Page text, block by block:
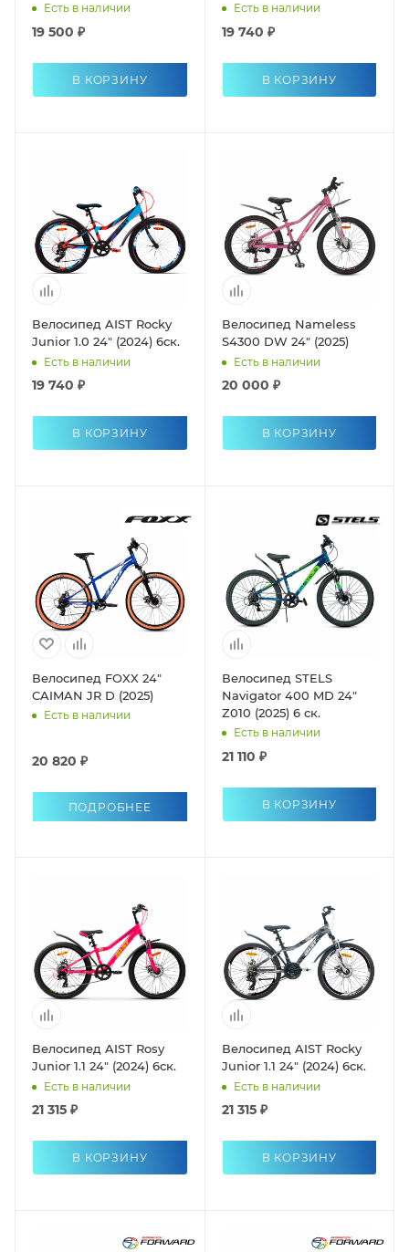
Есть в наличии
19 500 ₽
В КОРЗИНУ
Есть в наличии
19 740 ₽
В КОРЗИНУ
Велосипед AIST Rocky
Junior 1.0 24" (2024) 6ск.
Есть в наличии
19 740 ₽
В КОРЗИНУ
Велосипед Nameless
S4300 DW 24" (2025)
Есть в наличии
20 000 ₽
В КОРЗИНУ
Велосипед FOXX 24"
CAIMAN JR D (2025)
Есть в наличии
20 820 ₽
ПОДРОБНЕЕ
Велосипед STELS
Navigator 400 MD 24"
Z010 (2025) 6 ск.
Есть в наличии
21 110 ₽
В КОРЗИНУ
Велосипед AIST Rosy
Junior 1.1 24" (2024) 6ск.
Есть в наличии
21 315 ₽
В КОРЗИНУ
Велосипед AIST Rocky
Junior 1.1 24" (2024) 6ск.
Есть в наличии
21 315 ₽
В КОРЗИНУ